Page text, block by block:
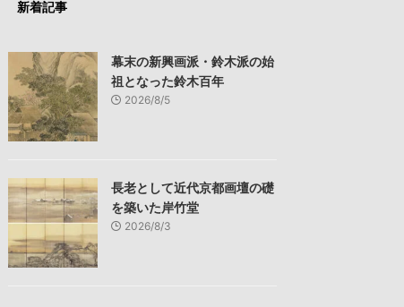
新着記事
幕末の新興画派・鈴木派の始
祖となった鈴木百年
2026/8/5
長老として近代京都画壇の礎
を築いた岸竹堂
2026/8/3